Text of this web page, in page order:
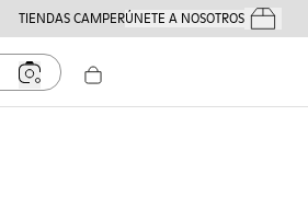
TIENDAS CAMPERÚNETE A NOSOTROSTus